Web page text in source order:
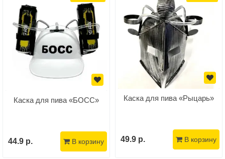
Каска для пива «БОСС»
44.9 р. В корзину
Каска для пива «Рыцарь»
49.9 р. В корзину